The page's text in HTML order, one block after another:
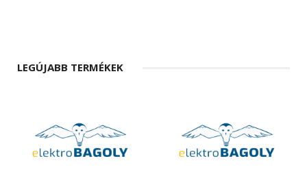
LEGÚJABB TERMÉKEK